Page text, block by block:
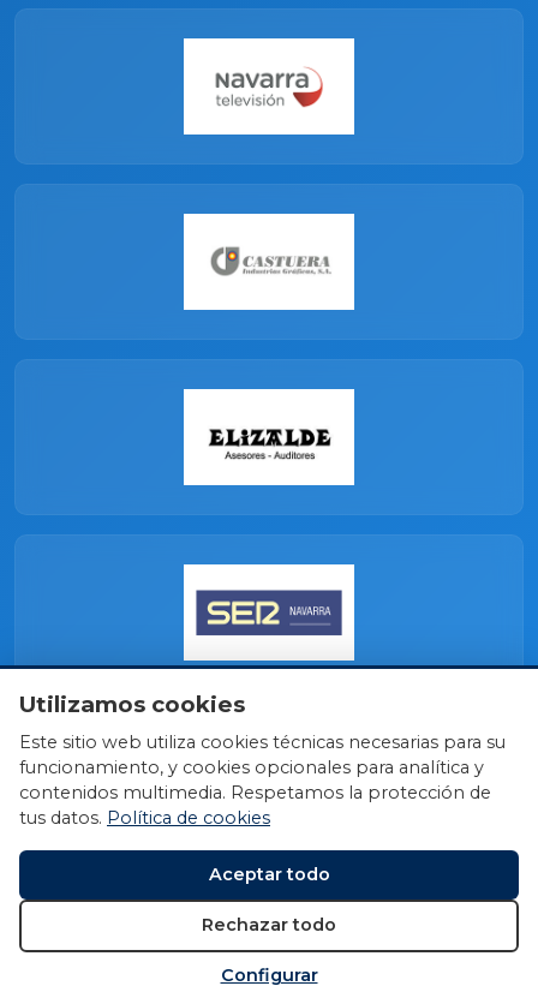
Utilizamos cookies
Este sitio web utiliza cookies técnicas necesarias para su
funcionamiento, y cookies opcionales para analítica y
contenidos multimedia. Respetamos la protección de
tus datos. Política de cookies
Aceptar todo
Rechazar todo
Configurar